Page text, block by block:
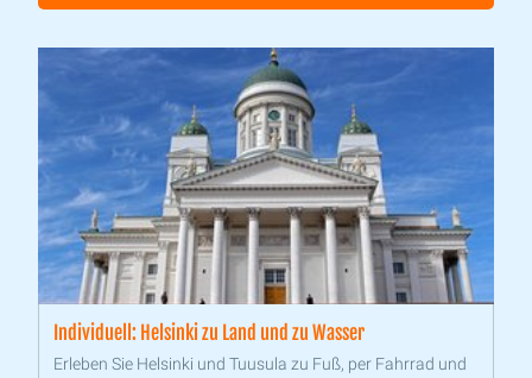
Individuell: Helsinki zu Land und zu Wasser
Erleben Sie Helsinki und Tuusula zu Fuß, per Fahrrad und